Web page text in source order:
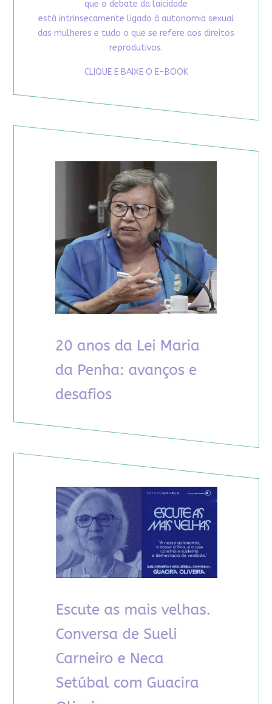
que o debate da laicidade
está intrinsecamente ligado à autonomia sexual
das mulheres e tudo o que se refere aos direitos
reprodutivos.
CLIQUE E BAIXE O E-BOOK